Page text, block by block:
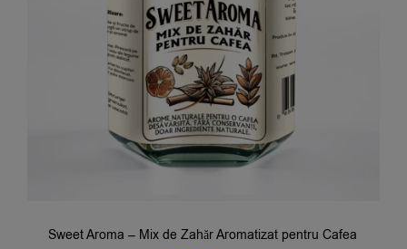
Sweet Aroma – Mix de Zahăr Aromatizat pentru Cafea